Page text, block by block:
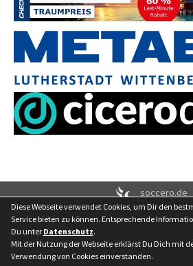
soccero.de
© 2006 - 2026
Besucherstatistik Geburtstage
Kontakt
Diese Webseite verwendet Cookies, um Dir den
Service bieten zu können. Entsprechende
Du unter Datenschutz.
Mit der Nutzung der Webseite erklärst Du Dich mit
Verwendung von Cookies einverstanden.